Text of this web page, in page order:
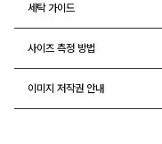
세탁 가이드
사이즈 측정 방법
이미지 저작권 안내